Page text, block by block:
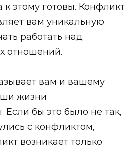
к этому готовы. Конфликт
вам уникальную
работать над
отношений.
вам и вашему
жизни
Если бы это было не так,
с конфликтом,
возникает только